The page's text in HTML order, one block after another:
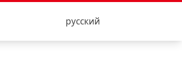
русский